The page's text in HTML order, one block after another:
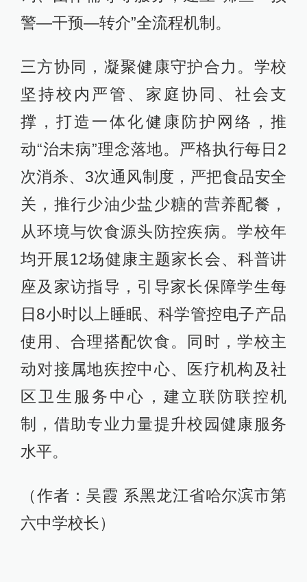
警—干预—转介”全流程机制。
三方协同，凝聚健康守护合力。学校
坚持校内严管、家庭协同、社会支
撑，打造一体化健康防护网络，推
动“治未病”理念落地。严格执行每日2
次消杀、3次通风制度，严把食品安全
关，推行少油少盐少糖的营养配餐，
从环境与饮食源头防控疾病。学校年
均开展12场健康主题家长会、科普讲
座及家访指导，引导家长保障学生每
日8小时以上睡眠、科学管控电子产品
使用、合理搭配饮食。同时，学校主
动对接属地疾控中心、医疗机构及社
区卫生服务中心，建立联防联控机
制，借助专业力量提升校园健康服务
水平。
（作者：吴霞 系黑龙江省哈尔滨市第
六中学校长）